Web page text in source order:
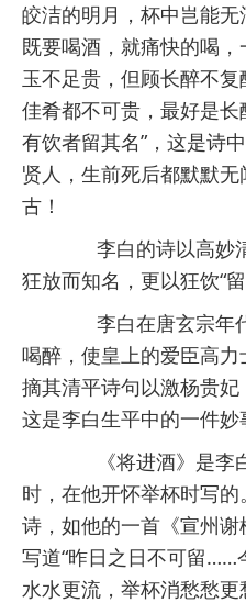
皎洁的明月，杯中岂能无
既要喝酒，就痛快的喝
玉不足贵，但顾长醉不
佳肴都不可贵，最好是
有饮者留其名”，这是诗
贤人，生前死后都默默
古！
李白的诗以高妙
狂放而知名，更以狂饮“留
李白在唐玄宗年
喝醉，使皇上的爱臣高力
摘其清平诗句以激杨贵妃
这是李白生平中的一件妙
《将进酒》是李
时，在他开怀举杯时写
诗，如他的一首《宣州
写道“昨日之日不可留
水水更流，举杯消愁愁